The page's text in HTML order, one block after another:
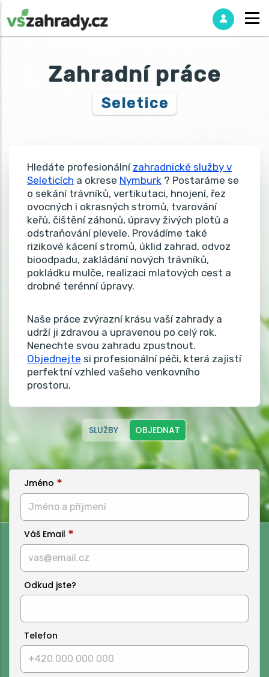
Zahradní práce
Seletice
Hledáte profesionální zahradnické služby v
Seleticích a okrese Nymburk ? Postaráme se
o sekání trávníků, vertikutaci, hnojení, řez
ovocných i okrasných stromů, tvarování
keřů, čištění záhonů, úpravy živých plotů a
odstraňování plevele. Provádíme také
rizikové kácení stromů, úklid zahrad, odvoz
bioodpadu, zakládání nových trávníků,
pokládku mulče, realizaci mlatových cest a
drobné terénní úpravy.
Naše práce zvýrazní krásu vaší zahrady a
udrží ji zdravou a upravenou po celý rok.
Nenechte svou zahradu zpustnout.
Objednejte si profesionální péči, která zajistí
perfektní vzhled vašeho venkovního
prostoru.
SLUŽBY OBJEDNAT
Jméno
Váš Email
Odkud jste?
Telefon